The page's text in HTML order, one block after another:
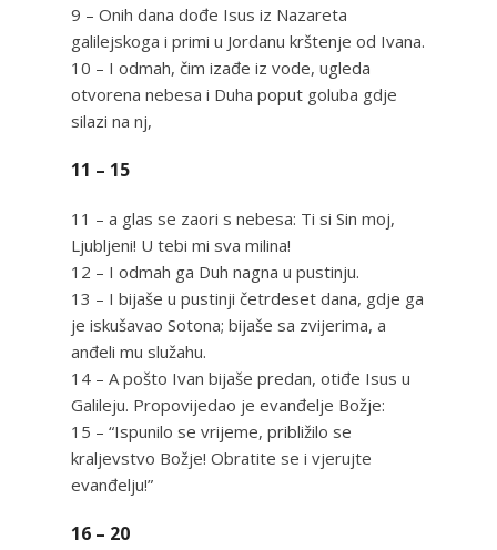
9 – Onih dana dođe Isus iz Nazareta
galilejskoga i primi u Jordanu krštenje od Ivana.
10 – I odmah, čim izađe iz vode, ugleda
otvorena nebesa i Duha poput goluba gdje
silazi na nj,
11 – 15
11 – a glas se zaori s nebesa: Ti si Sin moj,
Ljubljeni! U tebi mi sva milina!
12 – I odmah ga Duh nagna u pustinju.
13 – I bijaše u pustinji četrdeset dana, gdje ga
je iskušavao Sotona; bijaše sa zvijerima, a
anđeli mu služahu.
14 – A pošto Ivan bijaše predan, otiđe Isus u
Galileju. Propovijedao je evanđelje Božje:
15 – “Ispunilo se vrijeme, približilo se
kraljevstvo Božje! Obratite se i vjerujte
evanđelju!”
16 – 20